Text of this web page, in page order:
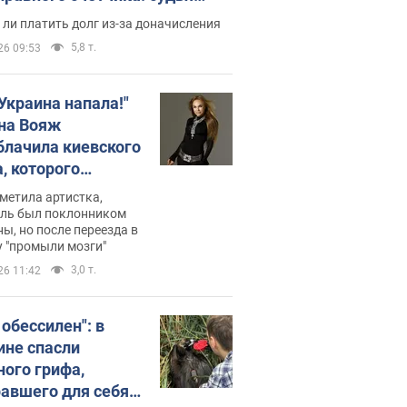
неожиданное решение
платить долг из-за доначисления
09:53 5,8 т.
напала!"
Вояж
киевского
которого
он
не знал,
хочет
украинцев
артистка,
был поклонником
но после переезда в
"промыли мозги"
11:42 3,0 т.
в
спасли
грифа,
для себя